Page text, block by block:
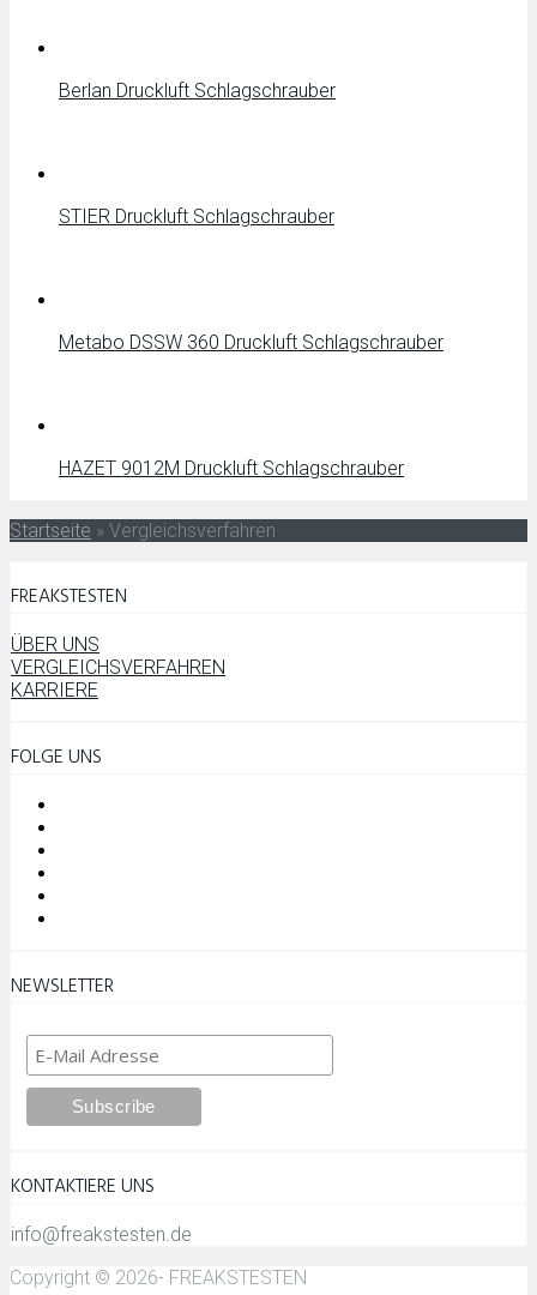
Berlan Druckluft Schlagschrauber
STIER Druckluft Schlagschrauber
Metabo DSSW 360 Druckluft Schlagschrauber
HAZET 9012M Druckluft Schlagschrauber
Startseite » Vergleichsverfahren
FREAKSTESTEN
ÜBER UNS
VERGLEICHSVERFAHREN
KARRIERE
FOLGE UNS
NEWSLETTER
KONTAKTIERE UNS
info@freakstesten.de
Copyright © 2026- FREAKSTESTEN